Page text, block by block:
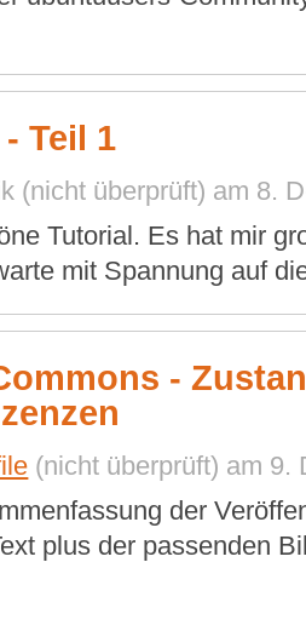
Teil 1
(nicht überprüft) am 8.
Tutorial. Es hat mir
mit Spannung auf
-
(nicht überprüft) am 9.
der
plus der passenden